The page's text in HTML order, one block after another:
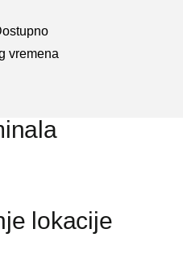
vremena
lokacije